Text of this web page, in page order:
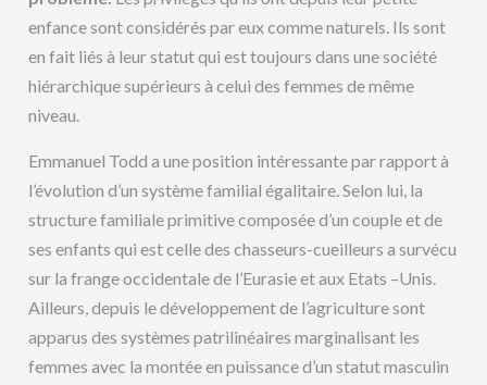
enfance sont considérés par eux comme naturels. Ils sont
en fait liés à leur statut qui est toujours dans une société
hiérarchique supérieurs à celui des femmes de même
niveau.
Emmanuel Todd a une position intéressante par rapport à
l’évolution d’un système familial égalitaire. Selon lui, la
structure familiale primitive composée d’un couple et de
ses enfants qui est celle des chasseurs-cueilleurs a survécu
sur la frange occidentale de l’Eurasie et aux Etats –Unis.
Ailleurs, depuis le développement de l’agriculture sont
apparus des systèmes patrilinéaires marginalisant les
femmes avec la montée en puissance d’un statut masculin